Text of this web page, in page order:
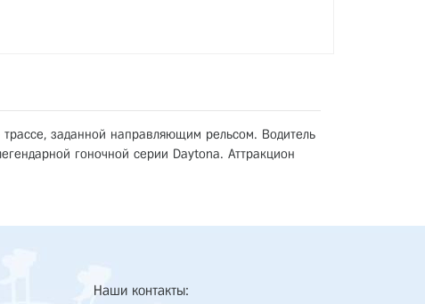
заданной направляющим рельсом. Водитель
гоночной серии Daytona. Аттракцион
Наши контакты: